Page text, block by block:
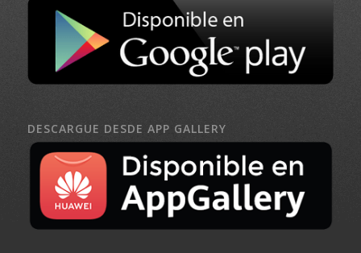
DESCARGUE DESDE APP GALLERY